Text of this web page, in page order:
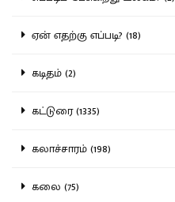
ஏன் எதற்கு எப்படி? (18)
கடிதம் (2)
கட்டுரை (1335)
கலாச்சாரம் (198)
கலை (75)